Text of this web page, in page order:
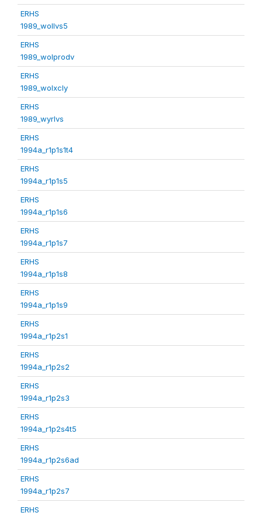
ERHS
1989_wollvs5
ERHS
1989_wolprodv
ERHS
1989_wolxcly
ERHS
1989_wyrlvs
ERHS
1994a_r1p1s1t4
ERHS
1994a_r1p1s5
ERHS
1994a_r1p1s6
ERHS
1994a_r1p1s7
ERHS
1994a_r1p1s8
ERHS
1994a_r1p1s9
ERHS
1994a_r1p2s1
ERHS
1994a_r1p2s2
ERHS
1994a_r1p2s3
ERHS
1994a_r1p2s4t5
ERHS
1994a_r1p2s6ad
ERHS
1994a_r1p2s7
ERHS